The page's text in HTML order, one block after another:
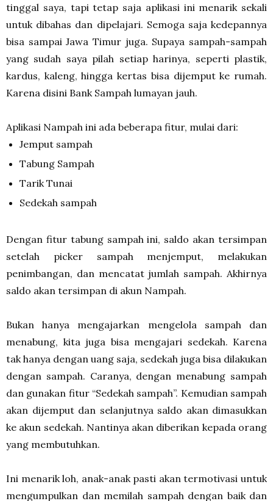
tinggal saya, tapi tetap saja aplikasi ini menarik sekali
untuk dibahas dan dipelajari. Semoga saja kedepannya
bisa sampai Jawa Timur juga. Supaya sampah-sampah
yang sudah saya pilah setiap harinya, seperti plastik,
kardus, kaleng, hingga kertas bisa dijemput ke rumah.
Karena disini Bank Sampah lumayan jauh.
Aplikasi Nampah ini ada beberapa fitur, mulai dari:
Jemput sampah
Tabung Sampah
Tarik Tunai
Sedekah sampah
Dengan fitur tabung sampah ini, saldo akan tersimpan
setelah picker sampah menjemput, melakukan
penimbangan, dan mencatat jumlah sampah. Akhirnya
saldo akan tersimpan di akun Nampah.
Bukan hanya mengajarkan mengelola sampah dan
menabung, kita juga bisa mengajari sedekah. Karena
tak hanya dengan uang saja, sedekah juga bisa dilakukan
dengan sampah. Caranya, dengan menabung sampah
dan gunakan fitur “Sedekah sampah”. Kemudian sampah
akan dijemput dan selanjutnya saldo akan dimasukkan
ke akun sedekah. Nantinya akan diberikan kepada orang
yang membutuhkan.
Ini menarik loh, anak-anak pasti akan termotivasi untuk
mengumpulkan dan memilah sampah dengan baik dan